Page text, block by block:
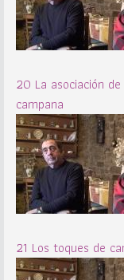
20 La asociación
campana
21 Los toques de